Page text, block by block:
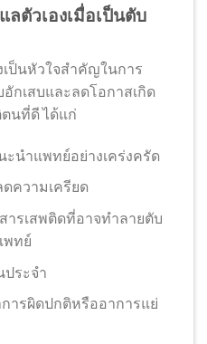
ตัวเองเมื่อเป็นตับ
เป็นหัวใจสำคัญในการ
กเสบและลดโอกาสเกิด
นที่ดี ได้แก่
นำแพทย์อย่างเคร่งครัด
ความเครียด
ารเสพติดที่อาจทำลายตับ
พทย์
ระจำ
ารผิดปกติหรืออาการแย่